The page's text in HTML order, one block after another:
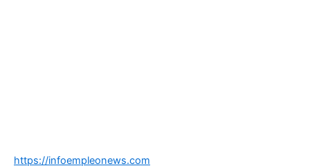
https://infoempleonews.com